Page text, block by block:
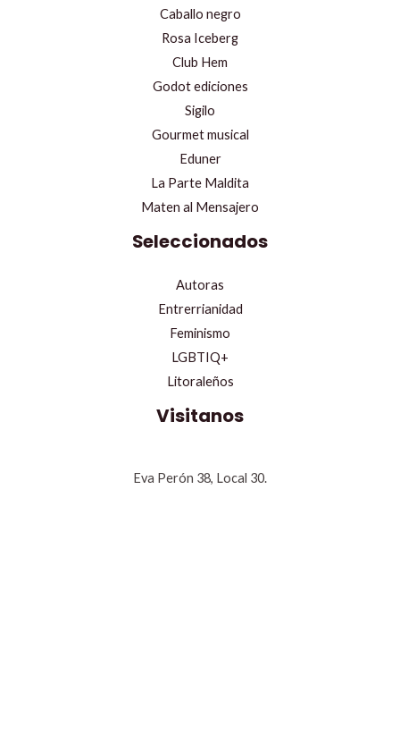
Caballo negro
Rosa Iceberg
Club Hem
Godot ediciones
Sigilo
Gourmet musical
Eduner
La Parte Maldita
Maten al Mensajero
Seleccionados
Autoras
Entrerrianidad
Feminismo
LGBTIQ+
Litoraleños
Visitanos
Eva Perón 38, Local 30.